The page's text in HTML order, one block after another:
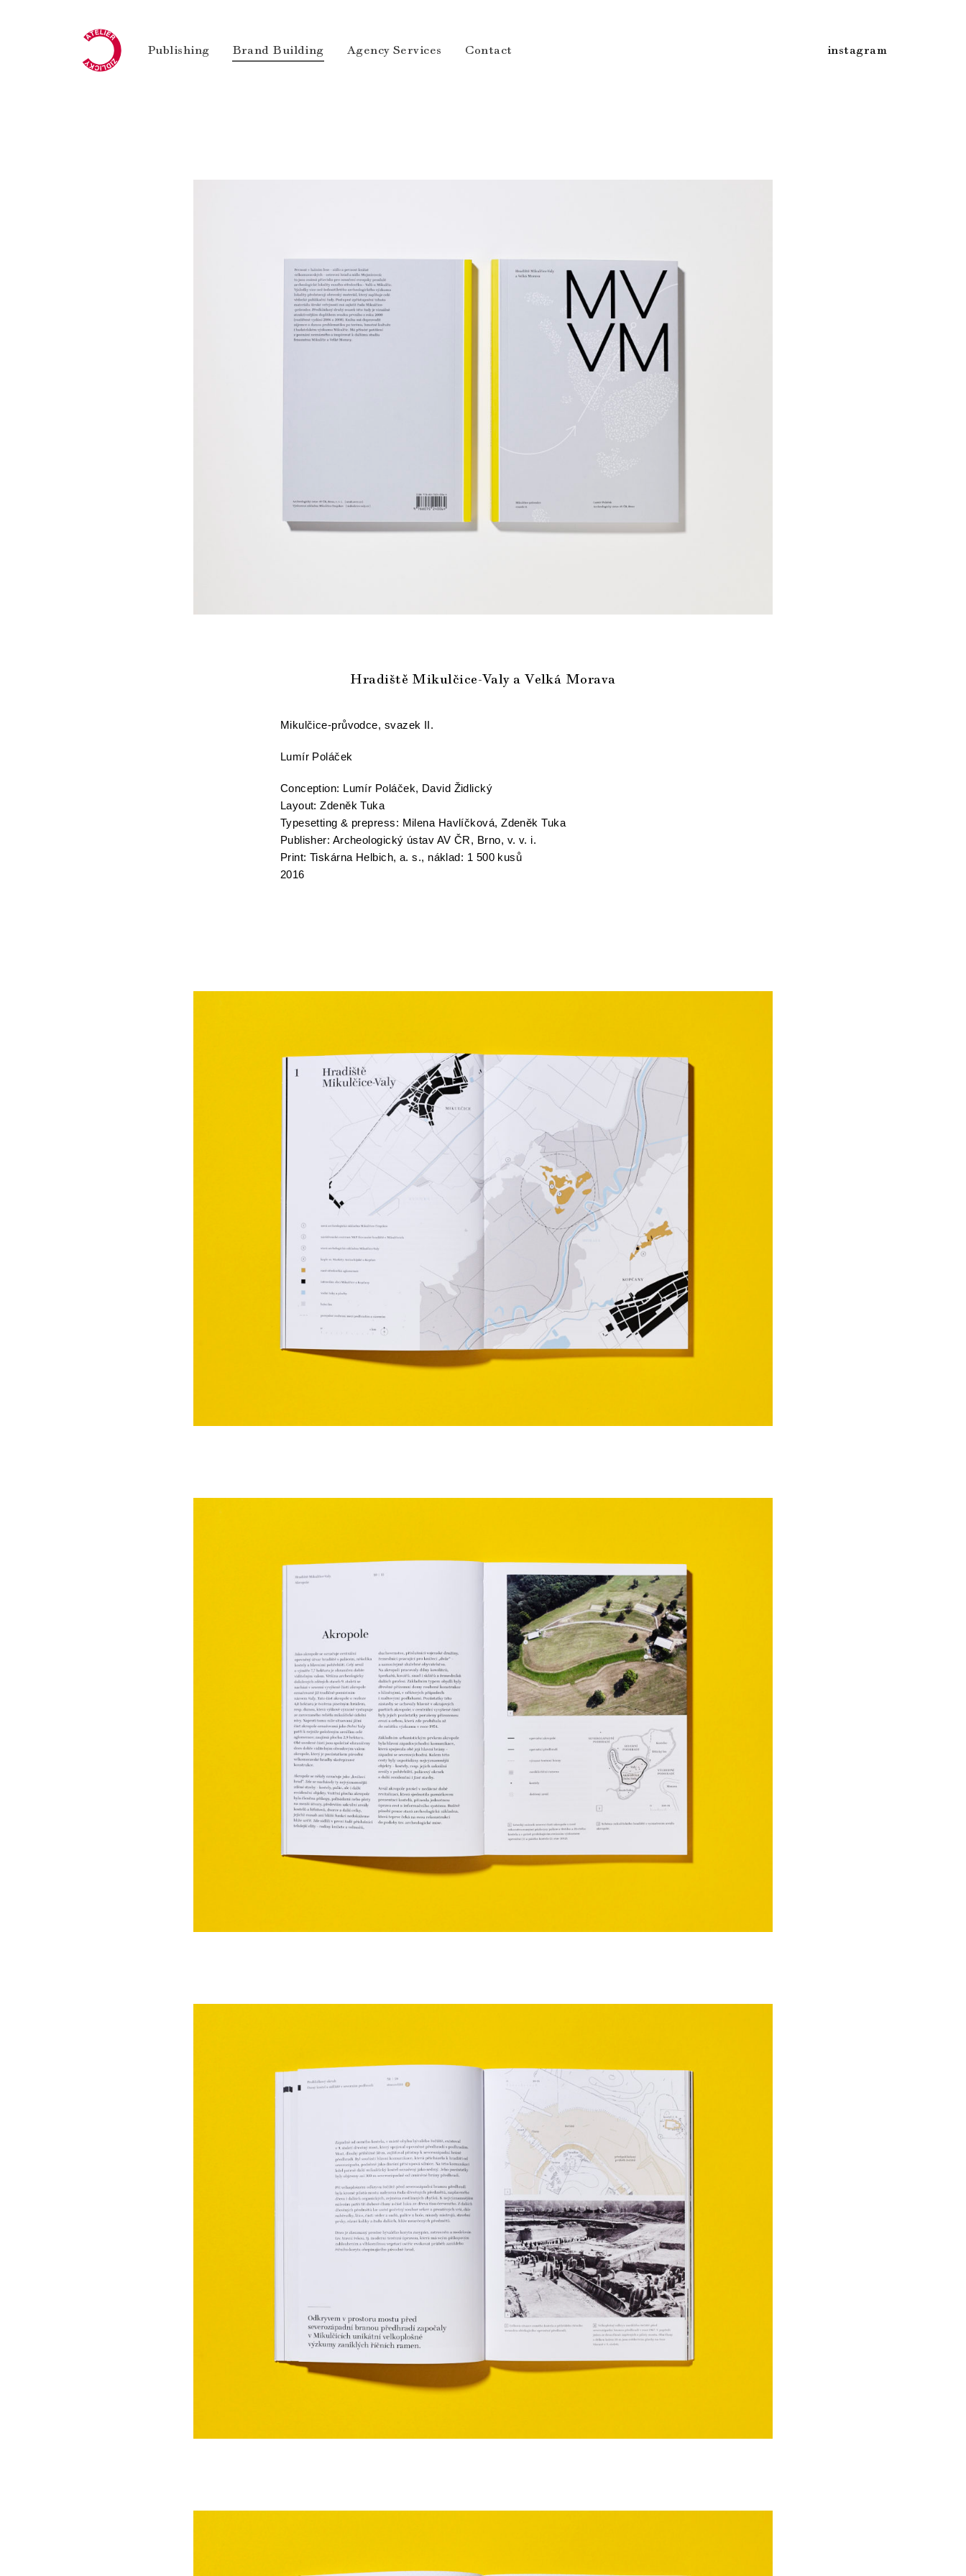
Publishing Brand Building Agency Services Contact instagram
Hradiště Mikulčice-Valy a Velká Morava
Mikulčice-průvodce, svazek II.
Lumír Poláček
Conception: Lumír Poláček, David Židlický
Layout: Zdeněk Tuka
Typesetting & prepress: Milena Havlíčková, Zdeněk Tuka
Publisher: Archeologický ústav AV ČR, Brno, v. v. i.
Print: Tiskárna Helbich, a. s., náklad: 1 500 kusů
2016